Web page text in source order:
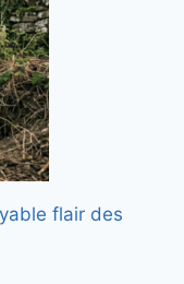
flair des